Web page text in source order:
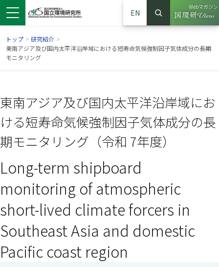
ドウで開きます）
ンドウで開きます）
ウインドウで開きます）
EN
サイト内検索
検索
Webマガジン
（別ウイ
トップ > 研究紹介 >
東南アジア及び国内太平洋沿岸域における短寿命気候強制因子気体成分の長期
モニタリング
東南アジア及び国内太平洋沿岸域にお
ける短寿命気候強制因子気体成分の長
期モニタリング（令和 7年度）
Long-term shipboard
monitoring of atmospheric
short-lived climate forcers in
Southeast Asia and domestic
Pacific coast region